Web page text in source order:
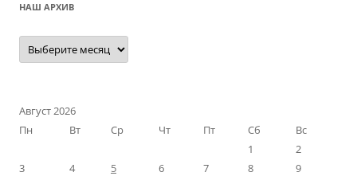
НАШ АРХИВ
Наш
архив
Август 2026
Пн
Вт Ср Чт Пт Сб
Вс
1
2
3
4 5 6 7 8
9